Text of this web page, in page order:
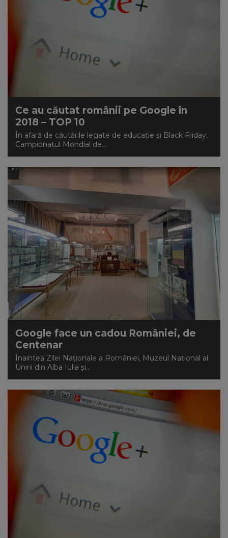
Ce au căutat românii pe Google în
2018 – TOP 10
În afară de căutările legate de educație și Black Friday,
Campionatul Mondial de...
Google face un cadou României, de
Centenar
Înaintea Zilei Naționale a României, Muzeul Național al
Unirii din Alba Iulia și...